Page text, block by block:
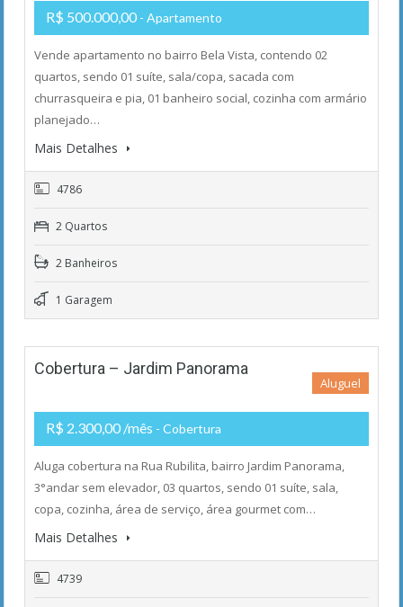
R$ 500.000,00 - Apartamento
Vende apartamento no bairro Bela Vista, contendo 02
quartos, sendo 01 suíte, sala/copa, sacada com
churrasqueira e pia, 01 banheiro social, cozinha com armário
planejado…
Mais Detalhes
4786
2 Quartos
2 Banheiros
1 Garagem
Cobertura – Jardim Panorama
Aluguel
R$ 2.300,00 /mês - Cobertura
Aluga cobertura na Rua Rubilita, bairro Jardim Panorama,
3°andar sem elevador, 03 quartos, sendo 01 suíte, sala,
copa, cozinha, área de serviço, área gourmet com…
Mais Detalhes
4739